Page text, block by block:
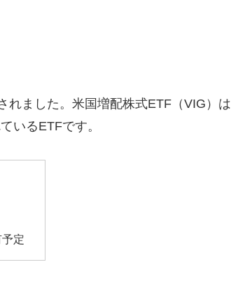
ました。米国増配株式ETF（VIG）は
いるETFです。
定